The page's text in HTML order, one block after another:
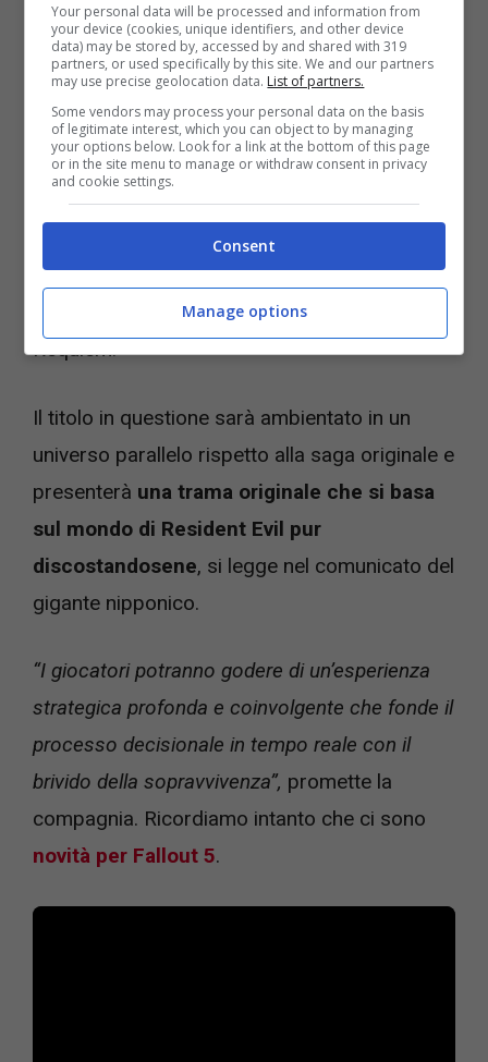
Stiamo parlando diResident Evil Survival
Unit, una nuova esperienza tutta mobile che è
sviluppata daJoycity (3on3 FreeStyle
Rebound) eAniplex(Demon Slayer -The
Hinokami Chronicles 2). Entrambi gli studi
però hanno annunciato che lavoreranno a
stretto contatto on Capcom, che
probabilmente avrà un ruolo di superviosione
e di direzione, mentre si concentrerà su
Requiem.
Il titolo in questione sarà ambientato in un
universo parallelo rispetto alla saga originale e
presenterà una trama originale che si basa
sul mondo di Resident Evil pur
discostandosene, si legge nel comunicato del
gigante nipponico.
“I giocatori potranno godere di un’esperienza
strategica profonda e coinvolgente che fonde il
processo decisionale in tempo reale con il
brivido della sopravvivenza”, promette la
compagnia. Ricordiamo intanto che ci sono
novità per Fallout 5.
Your personal data will be processed and information from
your device (cookies, unique identifiers, and other device
data) may be stored by, accessed by and shared with 319
partners, or used specifically by this site. We and our partners
may use precise geolocation data. List of partners.
Some vendors may process your personal data on the basis
of legitimate interest, which you can object to by managing
your options below. Look for a link at the bottom of this page
or in the site menu to manage or withdraw consent in privacy
and cookie settings.
Consent
Manage options